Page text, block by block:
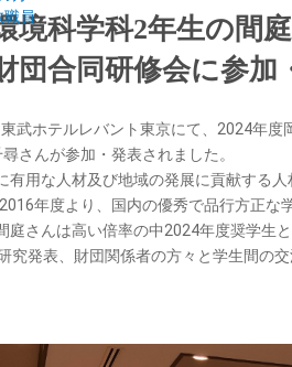
職員
）
点検・評価
社会
キャンパス敷地建物面
積・耐震化率
設置
高等
個人情報の取り扱い
境科学科2年生の間
団合同研修会に参加
武ホテルレバント東京にて、2024年
さんが参加・発表されました。
有用な人材及び地域の発展に貢献する
年度より、国内の優秀で品行方正
庭さんは高い倍率の中2024年度奨学生
究発表、財団関係者の方々と学生間の